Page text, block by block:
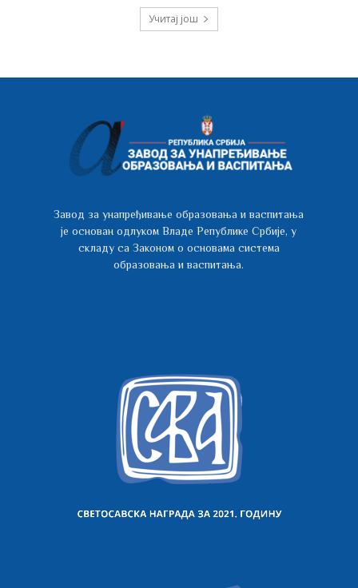
Учитај још
Завод за унапређивање образовања и васпитања
је основан одлуком Владе Републике Србије, у
складу са Законом о основама система
образовања и васпитања.